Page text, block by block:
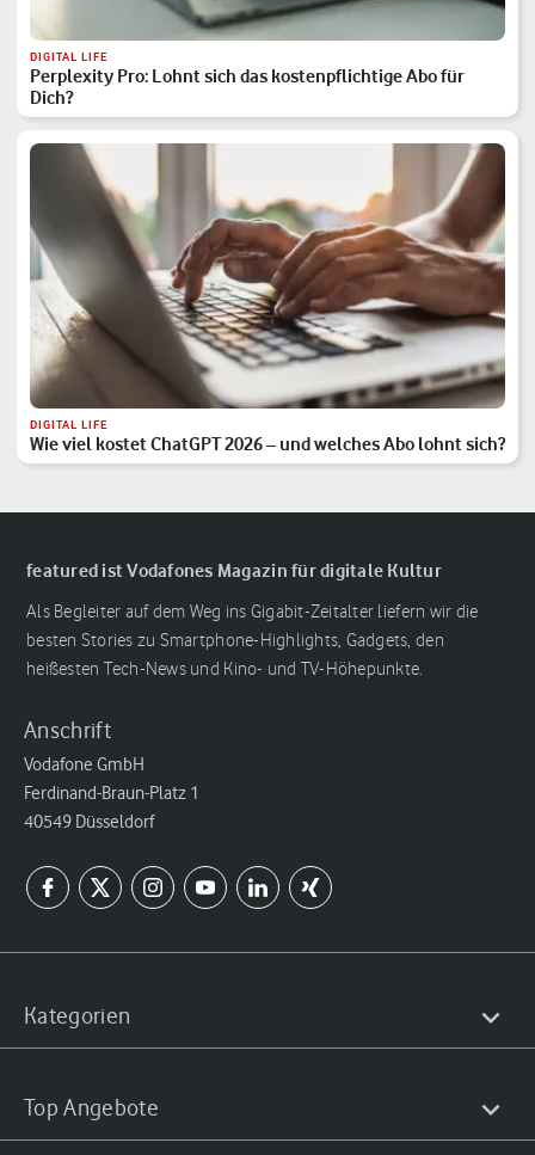
DIGITAL LIFE
Perplexity Pro: Lohnt sich das kostenpflichtige Abo für
Dich?
DIGITAL LIFE
Wie viel kostet ChatGPT 2026 – und welches Abo lohnt sich?
featured ist Vodafones Magazin für digitale Kultur
Als Begleiter auf dem Weg ins Gigabit-Zeitalter liefern wir die
besten Stories zu Smartphone-Highlights, Gadgets, den
heißesten Tech-News und Kino- und TV-Höhepunkte.
Anschrift
Vodafone GmbH
Ferdinand-Braun-Platz 1
40549 Düsseldorf
Kategorien
Top Angebote